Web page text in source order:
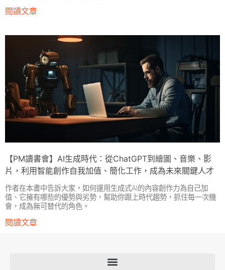
閱讀文章
【PM讀書會】AI生成時代：從ChatGPT到繪圖、音樂、影
片，利用智能創作自我加值、簡化工作，成為未來關鍵人才
作者在本書中告訴大家，如何運用生成式AI的內容創作力為自己加
值、它擁有哪些的優勢與劣勢，幫助你跟上時代趨勢，抓住每一次機
會，成為無可替代的角色。
閱讀文章